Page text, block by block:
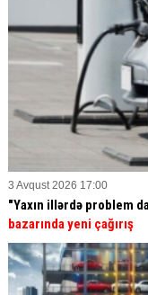
3 Avqust 2026 17:00
"Yaxın illərdə problem
bazarında yeni çağırış